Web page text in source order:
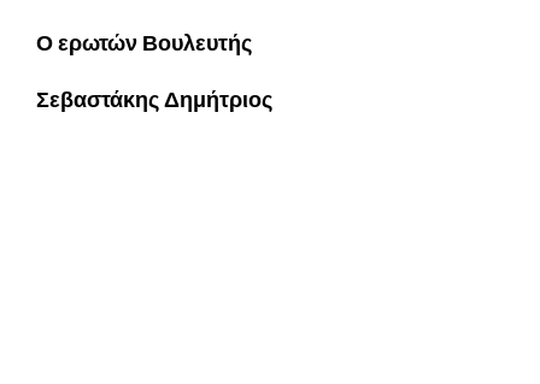
Ο ερωτών Βουλευτής
Σεβαστάκης Δημήτριος